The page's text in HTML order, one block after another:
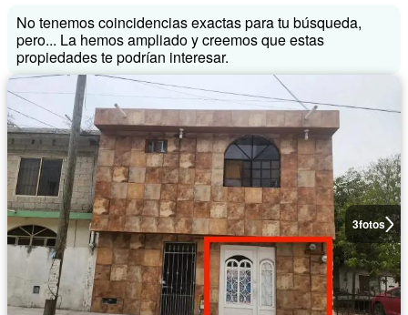
No tenemos coincidencias exactas para tu búsqueda,
pero... La hemos ampliado y creemos que estas
propiedades te podrían interesar.
3fotos